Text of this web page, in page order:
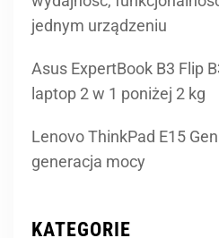
laptop 2 w 1 poniżej 2 kg
generacja mocy
KATEGORIE